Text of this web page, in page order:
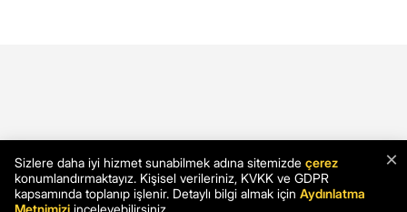
×
Sizlere daha iyi hizmet sunabilmek adına sitemizde çerez
konumlandırmaktayız. Kişisel verileriniz, KVKK ve GDPR
kapsamında toplanıp işlenir. Detaylı bilgi almak için Aydınlatma
Metnimizi inceleyebilirsiniz.